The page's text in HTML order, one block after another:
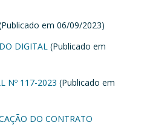
em 06/09/2023)
DIGITAL (Publicado em
Nº 117-2023 (Publicado em
DO CONTRATO